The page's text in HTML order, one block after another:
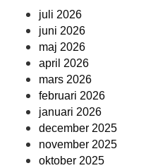
juli 2026
juni 2026
maj 2026
april 2026
mars 2026
februari 2026
januari 2026
december 2025
november 2025
oktober 2025